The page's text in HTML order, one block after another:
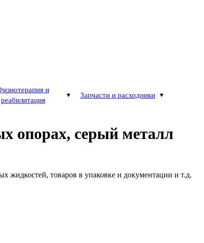
и
реабилитация
Запчасти и расходники
опорах, серый металл
жидкостей, товаров в упаковке и документации и т.д.